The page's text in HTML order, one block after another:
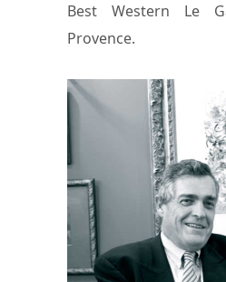
Best Western Le
Provence.